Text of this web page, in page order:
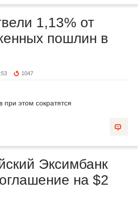
1,13% от
пошлин в
1047
при этом сократятся
Эксимбанк
на $2